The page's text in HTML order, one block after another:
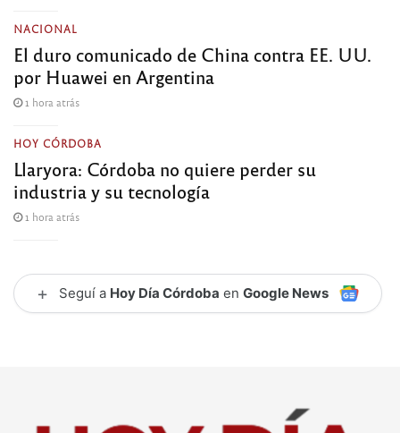
NACIONAL
El duro comunicado de China contra EE. UU.
por Huawei en Argentina
1 hora atrás
HOY CÓRDOBA
Llaryora: Córdoba no quiere perder su
industria y su tecnología
1 hora atrás
+ Seguí a Hoy Día Córdoba en Google News